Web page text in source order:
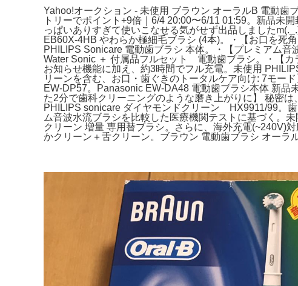
Yahoo!オークション - 未使用 ブラウン オーラルB 電動
トリーでポイント+9倍｜6/4 20:00〜6/11 01:59。新品未
っぱいありすぎて使いこなせる気がせず出品しました
EB60X-4HB やわらか極細毛ブラシ (4本)。・【お口を死
PHILIPS Sonicare 電動歯ブラシ 本体。・【プレミアム
Water Sonic ＋ 付属品フルセット 電動歯ブラシ。・【カ
お知らせ機能に加え、約3時間でフル充電。未使用
リーンを含む、お口・歯ぐきのトータルケア向け: 7モー
EW-DP57。Panasonic EW-DA48 電動歯ブラシ本体 新品
た2分で歯科クリーニングのような磨き上がりに】 秘密
PHILIPS sonicare ダイヤモンドクリーン HX9911/99。
ム音波水流ブラシを比較した医療機関テストに基づく。
クリーン 増量 専用替ブラシ。さらに、海外充電(~240V)
かクリーン＋舌クリーン。ブラウン 電動歯ブラシ オーラ